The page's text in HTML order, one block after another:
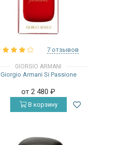
7 отзывов
GIORGIO ARMANI
Giorgio Armani Si Passione
от 2 480₽
В корзину